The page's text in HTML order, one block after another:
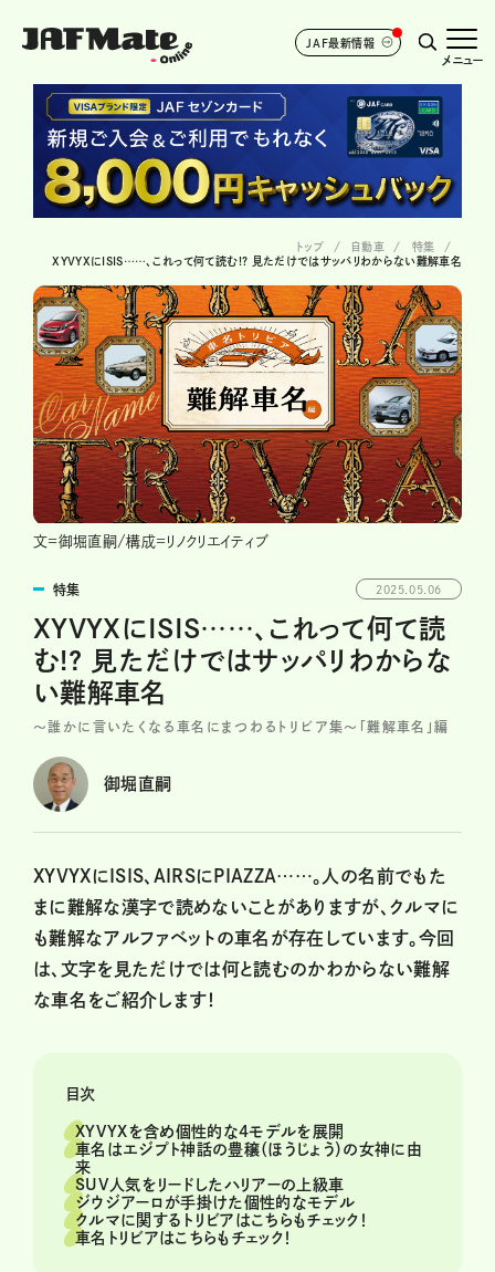
JAF最新情報
メニュー
トップ 自動車
特集
XYVYXにISIS……、これって何て読む!? 見ただけではサッパリわからない難解車名
文=御堀直嗣/構成=リノクリエイティブ
特集 2025.05.06
XYVYXにISIS……、これって何て読
む!? 見ただけではサッパリわからな
い難解車名
～誰かに言いたくなる車名にまつわるトリビア集～「難解車名」編
御堀直嗣
XYVYXにISIS、AIRSにPIAZZA……。人の名前でもた
まに難解な漢字で読めないことがありますが、クルマに
も難解なアルファベットの車名が存在しています。今回
は、文字を見ただけでは何と読むのかわからない難解
な車名をご紹介します！
目次
XYVYXを含め個性的な4モデルを展開
車名はエジプト神話の豊穣（ほうじょう）の女神に由
来
SUV人気をリードしたハリアーの上級車
ジウジアーロが手掛けた個性的なモデル
クルマに関するトリビアはこちらもチェック！
車名トリビアはこちらもチェック！